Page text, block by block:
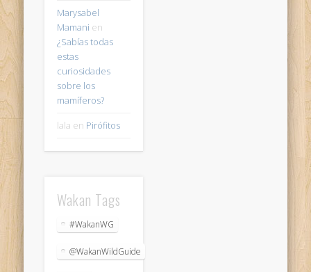
Marysabel
Mamani en
¿Sabías todas
estas
curiosidades
sobre los
mamíferos?
lala en Pirófitos
Wakan Tags
#WakanWG
@WakanWildGuide